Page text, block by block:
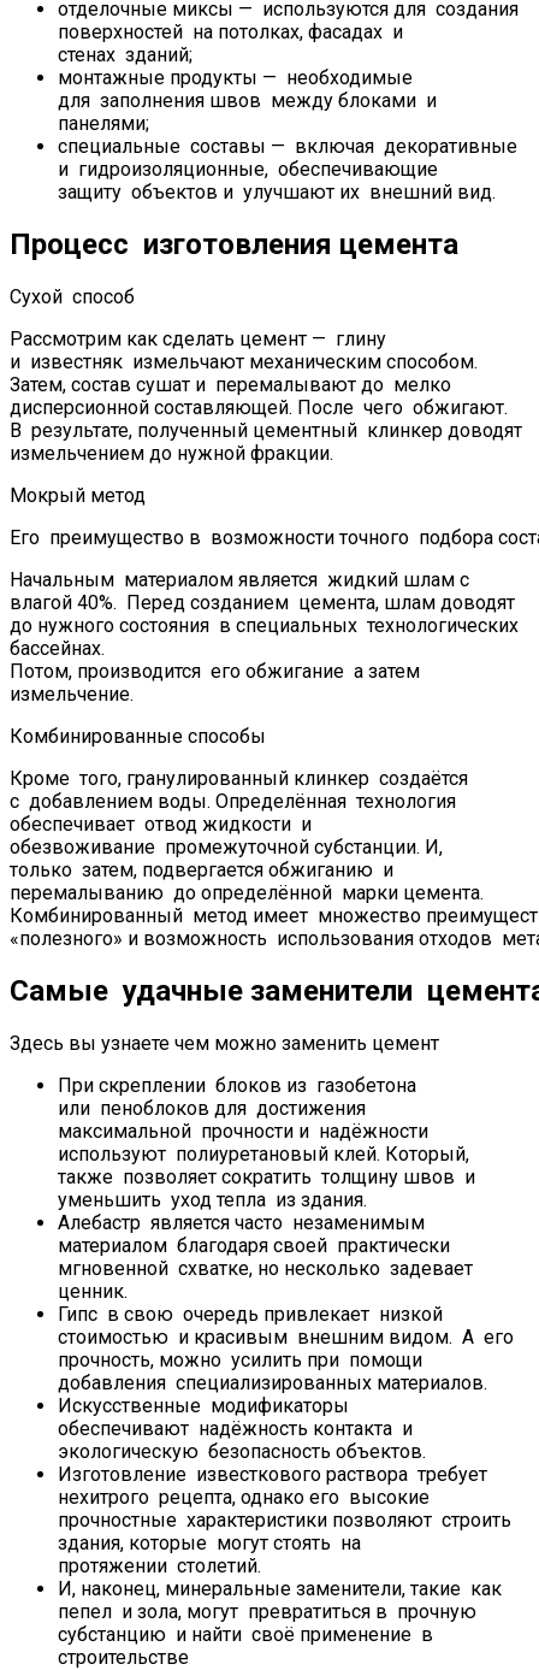
отделочные миксы — используются для создания
поверхностей на потолках, фасадах и
стенах зданий;
монтажные продукты — необходимые
для заполнения швов между блоками и
панелями;
специальные составы — включая декоративные
и гидроизоляционные, обеспечивающие
защиту объектов и улучшают их внешний вид.
Процесс изготовления цемента
Сухой способ
Рассмотрим как сделать цемент — глину
и известняк измельчают механическим способом.
Затем, состав сушат и перемалывают до мелко
дисперсионной составляющей. После чего обжигают.
В результате, полученный цементный клинкер доводят
измельчением до нужной фракции.
Мокрый метод
Его преимущество в возможности точного подбора
Начальным материалом является жидкий шлам с
влагой 40%. Перед созданием цемента, шлам доводят
до нужного состояния в специальных технологических
бассейнах.
Потом, производится его обжигание а затем
измельчение.
Комбинированные способы
Кроме того, гранулированный клинкер создаётся
с добавлением воды. Определённая технология
обеспечивает отвод жидкости и
обезвоживание промежуточной субстанции. И,
только затем, подвергается обжиганию и
перемалыванию до определённой марки цемента.
Комбинированный метод имеет множество
«полезного» и возможность использования отходов
Самые удачные заменители
Здесь вы узнаете чем можно заменить цемент
При скреплении блоков из газобетона
или пеноблоков для достижения
максимальной прочности и надёжности
используют полиуретановый клей. Который,
также позволяет сократить толщину швов и
уменьшить уход тепла из здания.
Алебастр является часто незаменимым
материалом благодаря своей практически
мгновенной схватке, но несколько задевает
ценник.
Гипс в свою очередь привлекает низкой
стоимостью и красивым внешним видом. А его
прочность, можно усилить при помощи
добавления специализированных материалов.
Искусственные модификаторы
обеспечивают надёжность контакта и
экологическую безопасность объектов.
Изготовление известкового раствора требует
нехитрого рецепта, однако его высокие
прочностные характеристики позволяют строить
здания, которые могут стоять на
протяжении столетий.
И, наконец, минеральные заменители, такие как
пепел и зола, могут превратиться в прочную
субстанцию и найти своё применение в
строительстве